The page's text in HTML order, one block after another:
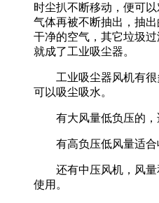
时尘扒不断移动，便可
气体再被不断抽出，抽
干净的空气，其它垃圾
就成了工业吸尘器。
工业吸尘器风机有很
可以吸尘吸水。
有大风量低负压的，
有高负压低风量适合
还有中压风机，风量
使用。